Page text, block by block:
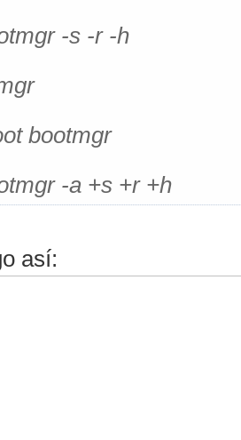
-s -r -h
bootmgr
-a +s +r +h
así: